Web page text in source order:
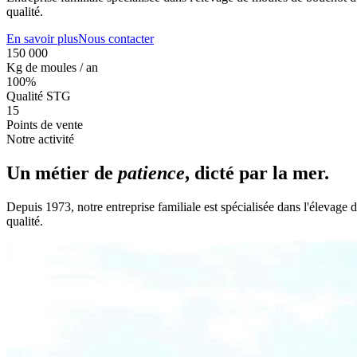
qualité.
En savoir plusNous contacter
150 000
Kg de moules / an
100%
Qualité STG
15
Points de vente
Notre activité
Un métier de patience, dicté par la mer.
Depuis 1973, notre entreprise familiale est spécialisée dans
qualité.